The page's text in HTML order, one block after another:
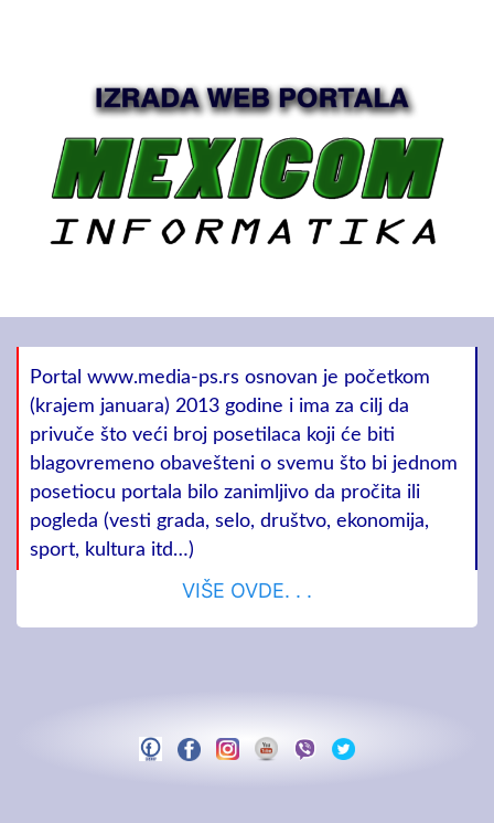
Portal www.media-ps.rs osnovan je početkom
(krajem januara) 2013 godine i ima za cilj da
privuče što veći broj posetilaca koji će biti
blagovremeno obavešteni o svemu što bi jednom
posetiocu portala bilo zanimljivo da pročita ili
pogleda (vesti grada, selo, društvo, ekonomija,
sport, kultura itd…)
VIŠE OVDE. . .